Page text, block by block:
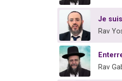
Je
Rav
Rav